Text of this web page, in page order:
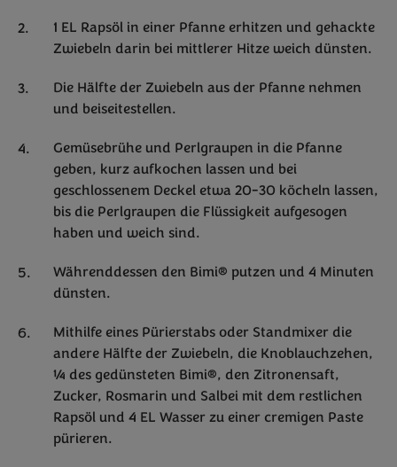
1 EL Rapsöl in einer Pfanne erhitzen und gehackte
Zwiebeln darin bei mittlerer Hitze weich dünsten.
Die Hälfte der Zwiebeln aus der Pfanne nehmen
und beiseitestellen.
Gemüsebrühe und Perlgraupen in die Pfanne
geben, kurz aufkochen lassen und bei
geschlossenem Deckel etwa 20-30 köcheln lassen,
bis die Perlgraupen die Flüssigkeit aufgesogen
haben und weich sind.
Währenddessen den Bimi® putzen und 4 Minuten
dünsten.
Mithilfe eines Pürierstabs oder Standmixer die
andere Hälfte der Zwiebeln, die Knoblauchzehen,
¼ des gedünsteten Bimi®, den Zitronensaft,
Zucker, Rosmarin und Salbei mit dem restlichen
Rapsöl und 4 EL Wasser zu einer cremigen Paste
pürieren.